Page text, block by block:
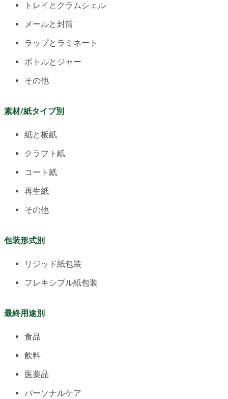
トレイとクラムシェル
メールと封筒
ラップとラミネート
ボトルとジャー
その他
素材/紙タイプ別
紙と板紙
クラフト紙
コート紙
再生紙
その他
包装形式別
リジッド紙包装
フレキシブル紙包装
最終用途別
食品
飲料
医薬品
パーソナルケア